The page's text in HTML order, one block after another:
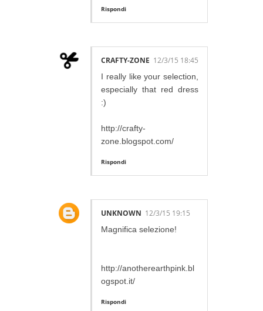
Rispondi
CRAFTY-ZONE 12/3/15 18:45
I really like your selection,
especially that red dress
:)
http://crafty-
zone.blogspot.com/
Rispondi
UNKNOWN 12/3/15 19:15
Magnifica selezione!
http://anotherearthpink.bl
ogspot.it/
Rispondi